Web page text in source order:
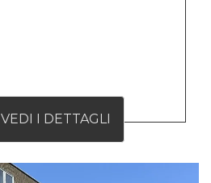
VEDI I DETTAGLI